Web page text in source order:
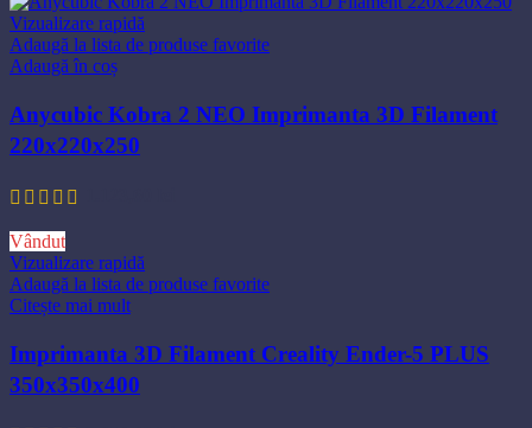
Vizualizare rapidă
Adaugă la lista de produse favorite
Adaugă în coș
Anycubic Kobra 2 NEO Imprimanta 3D Filament
220x220x250
Vândut
Vizualizare rapidă
Adaugă la lista de produse favorite
Citește mai mult
Imprimanta 3D Filament Creality Ender-5 PLUS
350x350x400